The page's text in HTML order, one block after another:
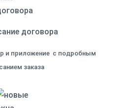
договора
и приложение с подробным
заказа